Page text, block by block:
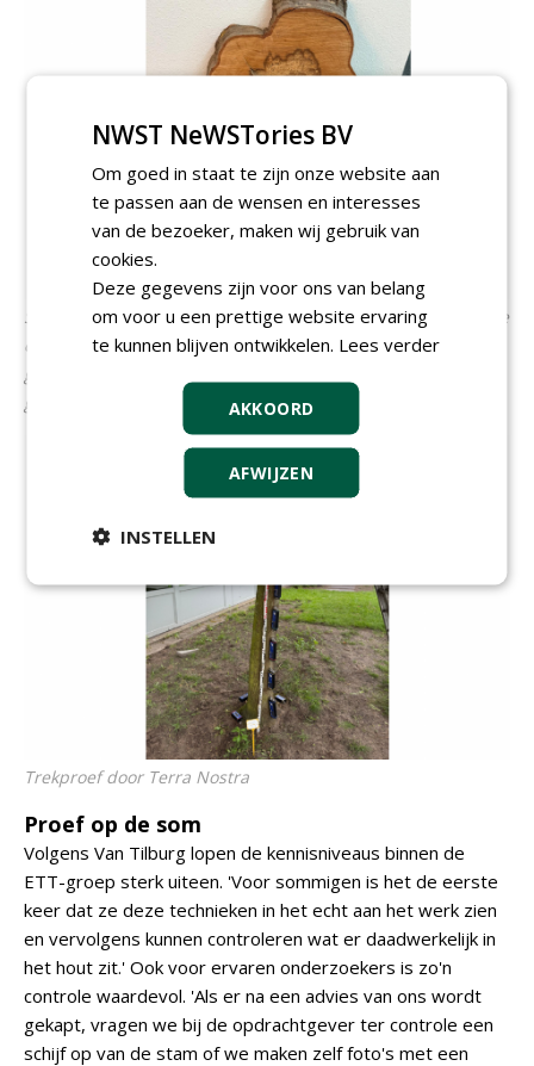
Stamschijf die idverde Bomendienst heeft opgevraagd bij de
opdrachtgever met de meetresultaten van
geluidstomografie ter lering en visualisatie van de
geconstateerde aantasting
Trekproef door Terra Nostra
Proef op de som
Volgens Van Tilburg lopen de kennisniveaus binnen de
ETT-groep sterk uiteen. 'Voor sommigen is het de eerste
keer dat ze deze technieken in het echt aan het werk zien
en vervolgens kunnen controleren wat er daadwerkelijk in
het hout zit.' Ook voor ervaren onderzoekers is zo'n
controle waardevol. 'Als er na een advies van ons wordt
gekapt, vragen we bij de opdrachtgever ter controle een
schijf op van de stam of we maken zelf foto's met een
NWST NeWSTories BV
Om goed in staat te zijn onze website aan
te passen aan de wensen en interesses
van de bezoeker, maken wij gebruik van
cookies.
Deze gegevens zijn voor ons van belang
om voor u een prettige website ervaring
te kunnen blijven ontwikkelen. Lees verder
AKKOORD
AFWIJZEN
INSTELLEN